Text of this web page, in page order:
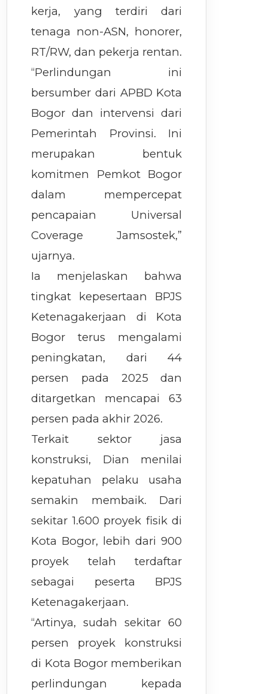
kerja, yang terdiri dari
tenaga non-ASN, honorer,
RT/RW, dan pekerja rentan.
“Perlindungan ini
bersumber dari APBD Kota
Bogor dan intervensi dari
Pemerintah Provinsi. Ini
merupakan bentuk
komitmen Pemkot Bogor
dalam mempercepat
pencapaian Universal
Coverage Jamsostek,”
ujarnya.
Ia menjelaskan bahwa
tingkat kepesertaan BPJS
Ketenagakerjaan di Kota
Bogor terus mengalami
peningkatan, dari 44
persen pada 2025 dan
ditargetkan mencapai 63
persen pada akhir 2026.
Terkait sektor jasa
konstruksi, Dian menilai
kepatuhan pelaku usaha
semakin membaik. Dari
sekitar 1.600 proyek fisik di
Kota Bogor, lebih dari 900
proyek telah terdaftar
sebagai peserta BPJS
Ketenagakerjaan.
“Artinya, sudah sekitar 60
persen proyek konstruksi
di Kota Bogor memberikan
perlindungan kepada